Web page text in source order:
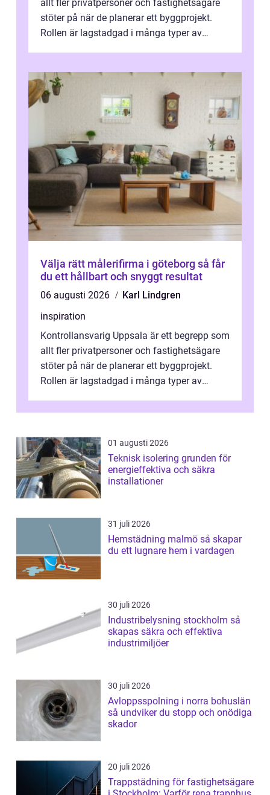
allt fler privatpersoner och fastighetsägare
stöter på när de planerar ett byggprojekt.
Rollen är lagstadgad i många typer av
Välja rätt målerifirma i göteborg så får
du ett hållbart och snyggt resultat
06 augusti 2026
Karl Lindgren
inspiration
Kontrollansvarig Uppsala är ett begrepp som
allt fler privatpersoner och fastighetsägare
stöter på när de planerar ett byggprojekt.
Rollen är lagstadgad i många typer av
01 augusti 2026
Teknisk isolering grunden för
energieffektiva och säkra
installationer
31 juli 2026
Hemstädning malmö så skapar
du ett lugnare hem i vardagen
30 juli 2026
Industribelysning stockholm så
skapas säkra och effektiva
industrimiljöer
30 juli 2026
Avloppsspolning i norra bohuslän
så undviker du stopp och onödiga
skador
20 juli 2026
Trappstädning för fastighetsägare